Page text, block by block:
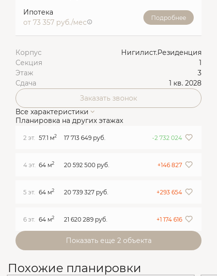
Ипотека
от 73 357 руб./мес
Подробнее
Корпус
Нигилист.Резиденция
Секция
1
Этаж
3
Сдача
1 кв. 2028
Заказать звонок
Все характеристики
Планировка на других этажах
2 эт. 57.1 м2 17 713 649 руб. -2 732 024
4 эт. 64 м2 20 592 500 руб. +146 827
5 эт. 64 м2 20 739 327 руб. +293 654
6 эт. 64 м2 21 620 289 руб. +1 174 616
Показать еще 2 объектa
Похожие планировки